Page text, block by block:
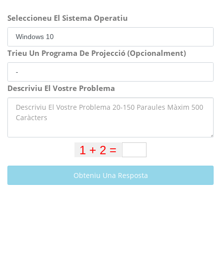
Seleccioneu El Sistema Operatiu
Trieu Un Programa De Projecció (Opcionalment)
Descriviu El Vostre Problema
Obteniu Una Resposta